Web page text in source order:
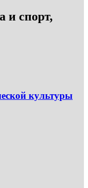
и спорт,
культуры